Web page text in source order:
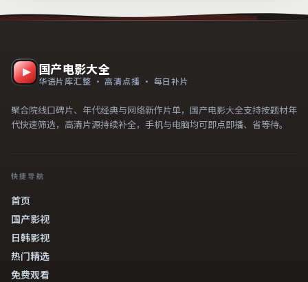
国产电影大全
华语片库汇整 · 高清点播 · 每日补片
聚合院线口碑片、年代经典与网络新作片单，国产电影大全支持按题材年
代快速筛选，高清片源持续补全，手机与电脑均可即点即播、省等待。
快捷导航
首页
国产影视
日韩影视
热门精选
免费观看